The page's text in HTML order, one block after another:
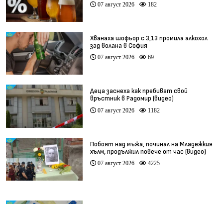
07 август 2026 182
Хванаха шофьор с 3,13 промила алкохол
зад волана в София
07 август 2026 69
Деца заснеха как пребиват свой
връстник в Радомир (видео)
07 август 2026 1182
Побоят над мъжа, починал на Младежкия
хълм, продължил повече от час (видео)
07 август 2026 4225